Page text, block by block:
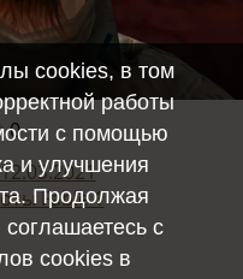
/ 112.5Kb
0
Fable 1
cookies, в том
работы
с помощью
и улучшения
Продолжая
с
cookies в